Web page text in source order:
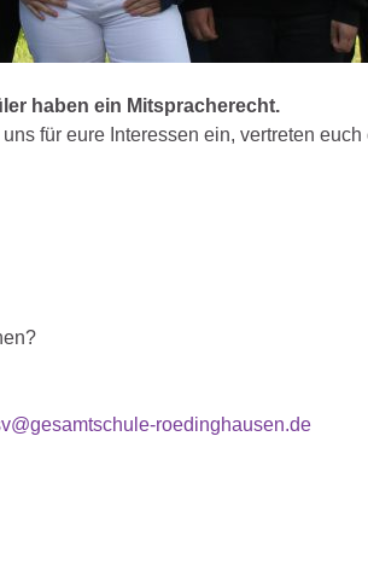
haben ein Mitspracherecht.
für eure Interessen ein, vertreten
roedinghausen.de